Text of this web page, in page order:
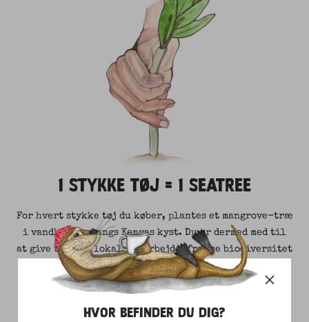
HVOR BEFINDER DU DIG?
1 STYKKE TØJ = 1 SEATREE
For hvert stykke tøj du køber, plantes et mangrove-træ
i vandkanten langs Kenyas kyst. Du er dermed med til
at give udsatte lokale et arbejde, fremme biodiversitet
og give naturlig kystsikring.